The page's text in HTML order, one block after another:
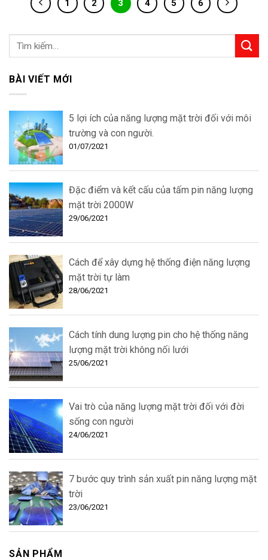
1 2 3 4 5 6
BÀI VIẾT MỚI
5 lợi ích của năng lượng mặt trời đối với môi
trường và con người.
01/07/2021
Đặc điểm và kết cấu của tấm pin năng lượng
mặt trời 2000W
29/06/2021
Cách để xây dựng hệ thống điện năng lượng
mặt trời tự làm
28/06/2021
Cách tính dung lượng pin cho hệ thống năng
lượng mặt trời không nối lưới
25/06/2021
Vai trò của năng lượng mặt trời đối với đời
sống con người
24/06/2021
7 bước quy trình sản xuất pin năng lượng mặt
trời
23/06/2021
SẢN PHẨM